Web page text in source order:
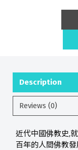
Description
Reviews (0)
近代中國佛教史,
百年的人間佛教